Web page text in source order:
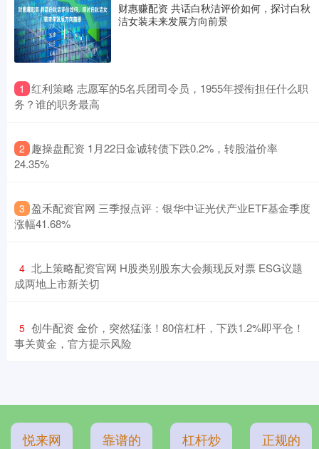
财惠赚配资 共话白秋洁评价如何，探讨白秋
洁女装未来发展方向前景
1 ​红利策略 志愿军的5名兵团司令员，1955年授衔担任什么职
务？谁的职务最高
2 ​趣操盘配资 1月22日金诚转债下跌0.2%，转股溢价率
24.35%
3 ​盈禾配资官网 三季报点评：银华中证光伏产业ETF基金季度
涨幅41.68%
4 ​北上策略配资官网 H股类别股东大会频现反对票 ESG议题
成两地上市新关切
5 ​创牛配资 金价，突然猛涨！80倍杠杆，下跌1.2%即平仓！
事关黄金，官方提示风险
悦来网 靠谱的 杠杆炒 正规的